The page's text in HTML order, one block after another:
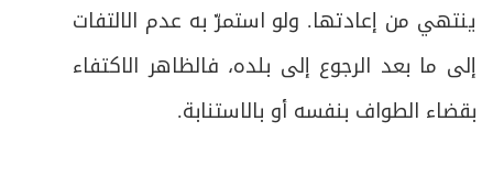
ينتهي من إعادتها. ولو استمرّ به عدم الالتفات
إلى ما بعد الرجوع إلى بلده، فالظاهر الاكتفاء
بقضاء الطواف بنفسه أو بالاستنابة.